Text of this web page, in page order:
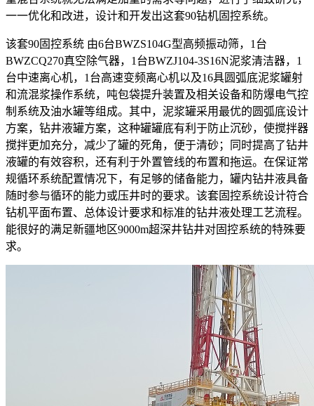
一一优化和改进，设计和开发出这套90钻机固控系统。
该套90固控系统 由6台BWZS104G型高频振动筛，1台
BWZCQ270真空除气器，1台BWZJ104-3S16N泥浆清洁器，1
台中速离心机，1台高速变频离心机以及16具圆弧底泥浆罐射
和流混浆操作系统，吨包袋提升装置及相关设备和防爆电气控
制系统及油水罐等组成。其中，泥浆罐采用最优的圆弧底设计
方案，钻井液罐方案，这种罐罐底有利于防止沉砂，使搅拌器
搅拌更加充分，减少了罐的死角，便于清砂；同时提高了钻井
液罐的有效容积，还有利于外置管线的布置和拖运。在保证常
规循环系统配置情况下，有足够的储备能力，罐内钻井液具备
随时参与循环的能力或压井时的要求。该套固控系统设计符合
钻机平面布置、总体设计要求和标准的钻井液处理工艺流程。
能很好的满足新疆地区9000m超深井钻井对固控系统的特殊要
求。